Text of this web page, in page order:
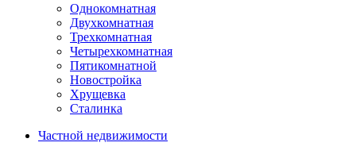
Однокомнатная
Двухкомнатная
Трехкомнатная
Четырехкомнатная
Пятикомнатной
Новостройка
Хрущевка
Сталинка
Частной недвижимости